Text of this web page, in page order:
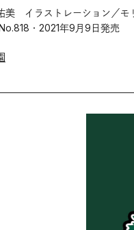
美 イラストレーション／モ
・2021年9月9日発売